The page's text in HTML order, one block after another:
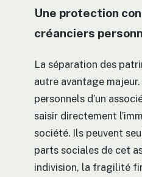
Une protection
créanciers
La séparation des
autre avantage
personnels d’un
saisir directement
société. Ils peuvent
parts sociales de cet
indivision, la fragilité